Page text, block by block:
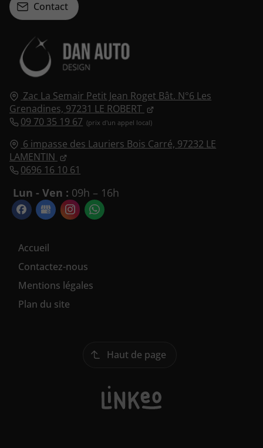
Zac La Semair Petit Jean Roget Bât. N°6 Les
Grenadines, 97231 LE ROBERT
09 70 35 19 67
6 impasse des Lauriers Bois Carré, 97232 LE
LAMENTIN
0696 16 10 61
Lun - Ven : 09h – 16h
Accueil
Contactez-nous
Mentions légales
Plan du site
Contact
Haut de page